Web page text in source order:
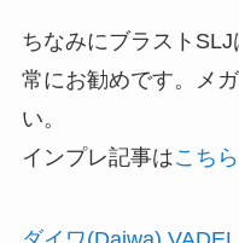
ちなみにブラスト
常にお勧めです。メ
い。
インプレ記事はこちら